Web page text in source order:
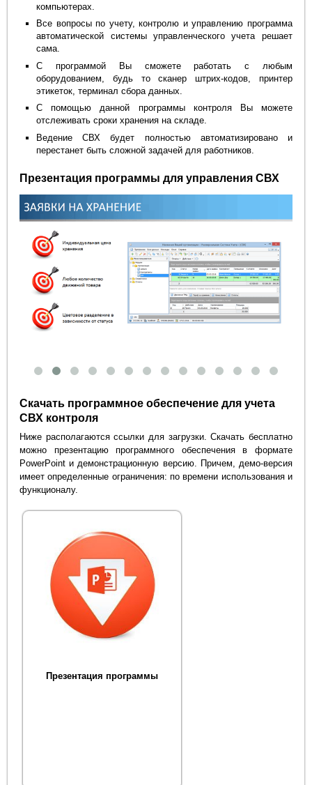
компьютерах.
Все вопросы по учету, контролю и управлению программа
автоматической системы управленческого учета решает
сама.
С программой Вы сможете работать с любым
оборудованием, будь то сканер штрих-кодов, принтер
этикеток, терминал сбора данных.
С помощью данной программы контроля Вы можете
отслеживать сроки хранения на складе.
Ведение СВХ будет полностью автоматизировано и
перестанет быть сложной задачей для работников.
Презентация программы для управления СВХ
Скачать программное обеспечение для учета
СВХ контроля
Ниже располагаются ссылки для загрузки. Скачать бесплатно
можно презентацию программного обеспечения в формате
PowerPoint и демонстрационную версию. Причем, демо-версия
имеет определенные ограничения: по времени использования и
функционалу.
Презентация программы